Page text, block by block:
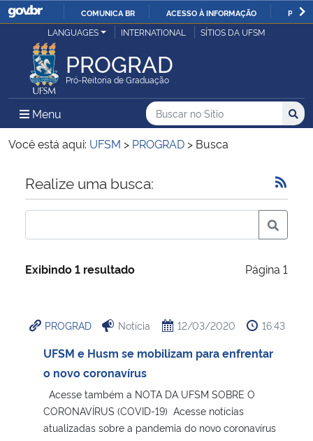
IR
O
COMUNICA BR ACESSO À INFORMAÇÃO
Ministério da Justiça e Segurança Pública
Ministério da Defesa
Ministério das Relações Exteriores
Ministério da Economia
Ministério da Infraestrutura
Ministério da Cidadania
Ministério de Minas e Energia
Ministério da Ciência, Tecnologia, Inovações e Comunicações
LANGUAGES INTERNATIONAL SÍTIOS DA UFSM
PROGRAD
Pró-Reitoria de Graduação
Menu Menu Principal do Sítio
Busca
Buscar no no Sítio
Busca:
Você está aqui: UFSM > PROGRAD > Busca
Início do conteúdo
Realize uma busca:
Exibindo 1 resultado Página 1
PROGRAD Notícia 12/03/2020 16:43
UFSM e Husm se mobilizam para enfrentar
o novo coronavírus
Acesse também a NOTA DA UFSM SOBRE O
CORONAVÍRUS (COVID-19) Acesse notícias
atualizadas sobre a pandemia do novo coronavírus